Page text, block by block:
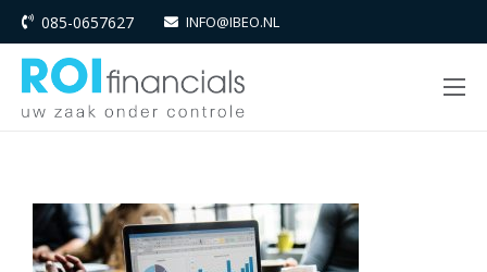
085-0657627 INFO@IBEO.NL